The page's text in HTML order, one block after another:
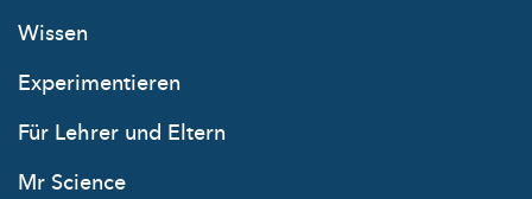
Wissen
Experimentieren
Für Lehrer und Eltern
Mr Science